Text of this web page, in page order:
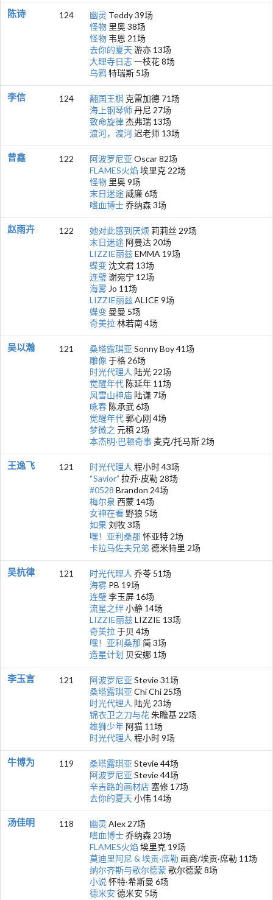
陈诗 124 幽灵 Teddy 39场
怪物 里奥 38场
怪物 韦恩 21场
去你的夏天 游亦 13场
大理寺日志一枝花 8场
乌鸦特瑞斯 5场
李信 124 翻国王棋 克雷加德 71场
海上钢琴师丹尼 27场
致命旋律 杰弗瑞 13场
渡河，渡河迟老师 13场
曾鑫 122 阿波罗尼亚 Oscar 82场
FLAMES火焰 埃里克 22场
怪物 里奥 9场
末日迷途 威廉 6场
嗜血博士乔纳森 3场
赵雨卉 122 她对此感到厌烦 莉莉丝 29场
末日迷途 阿曼达 20场
LIZZIE丽兹EMMA 19场
蝶变 沈文君 13场
连璧谢宛宁 12场
海雾 Jo 11场
LIZZIE丽兹ALICE 9场
蝶变 曼曼 5场
奇美拉林若南 4场
吴以瀚 121 桑塔露琪亚 Sonny Boy 41场
雕像 于格 26场
时光代理人 陆光 22场
觉醒年代 陈延年 11场
风雪山神庙 陆谦 7场
咏春 陈承武 6场
觉醒年代郭心刚 4场
梦微之 元稹 2场
本杰明·巴顿奇事麦克/托马斯 2场
王逸飞 121 时光代理人 程小时 43场
“Savior” 拉乔·皮勒 28场
#0528 Brandon 24场
梅尔泉 西蒙 14场
女神在看 野狼 5场
如果刘牧 3场
嘿！亚利桑那 怀亚特 2场
卡拉马佐夫兄弟 德米特里 2场
吴杭律 121 时光代理人 乔苓 51场
海雾 PB 19场
连璧李玉屏 16场
流星之绊小静 14场
LIZZIE丽兹LIZZIE 13场
奇美拉于贝 4场
嘿！亚利桑那 简 3场
造星计划 贝安娜 1场
李玉言 121 阿波罗尼亚 Stevie 31场
桑塔露琪亚 Chi Chi 25场
时光代理人 陆光 23场
锦衣卫之刀与花朱瞻基 22场
雄狮少年 阿猫 11场
时光代理人 程小时 9场
牛博为 119 桑塔露琪亚 Stevie 44场
阿波罗尼亚 Stevie 44场
辛吉路的画材店塞修 17场
去你的夏天 小伟 14场
汤佳明 118 幽灵 Alex 27场
嗜血博士乔纳森 23场
FLAMES火焰 埃里克 19场
莫迪里阿尼 & 埃贡·席勒 画商/埃贡·席勒 11场
纳尔齐斯与歌尔德蒙歌尔德蒙 8场
小说 怀特·希斯曼 6场
德米安 德米安 5场